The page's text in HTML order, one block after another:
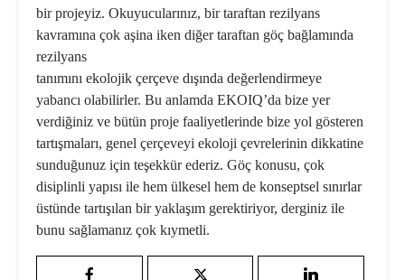
bir projeyiz. Okuyucularınız, bir taraftan rezilyans
kavramına çok aşina iken diğer taraftan göç bağlamında
rezilyans
tanımını ekolojik çerçeve dışında değerlendirmeye
yabancı olabilirler. Bu anlamda EKOIQ’da bize yer
verdiğiniz ve bütün proje faaliyetlerinde bize yol gösteren
tartışmaları, genel çerçeveyi ekoloji çevrelerinin dikkatine
sunduğunuz için teşekkür ederiz. Göç konusu, çok
disiplinli yapısı ile hem ülkesel hem de konseptsel sınırlar
üstünde tartışılan bir yaklaşım gerektiriyor, derginiz ile
bunu sağlamanız çok kıymetli.